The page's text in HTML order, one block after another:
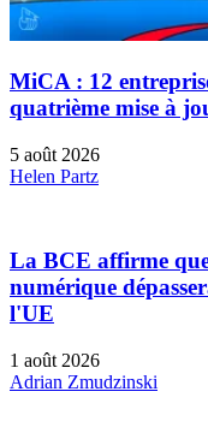
MiCA : 12
quatrième mise à
5 août 2026
Helen Partz
La BCE affirme
numérique
l'UE
1 août 2026
Adrian Zmudzinski